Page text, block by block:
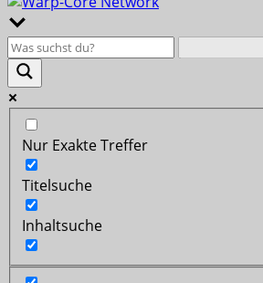
Nur Exakte Treffer
Titelsuche
Inhaltsuche